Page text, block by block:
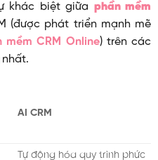
khác biệt giữa phần mềm
(được phát triển mạnh mẽ
mềm CRM Online) trên các
AI CRM
Tự động hóa quy trình phức